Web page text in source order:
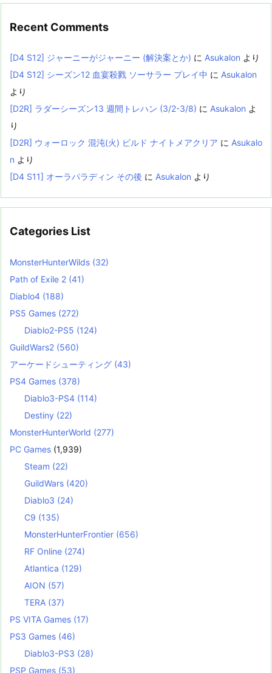
Recent Comments
[D4 S12] ジャーニーがジャーニー (解決案とか) に Asukalon より
[D4 S12] シーズン12 血宴殺戮 ソーサラー プレイ中 に Asukalon
より
[D2R] ラダーシーズン13 週間トレハン (3/2-3/8) に Asukalon よ
り
[D2R] ウォーロック 混沌(火) ビルド ナイトメアクリア に Asukalo
n より
[D4 S11] オーラパラディン その後 に Asukalon より
Categories List
MonsterHunterWilds (32)
Path of Exile 2 (41)
Diablo4 (188)
PS5 Games (272)
Diablo2-PS5 (124)
GuildWars2 (560)
アーケードシューティング (43)
PS4 Games (378)
Diablo3-PS4 (114)
Destiny (22)
MonsterHunterWorld (277)
PC Games (1,939)
Steam (22)
GuildWars (420)
Diablo3 (24)
C9 (135)
MonsterHunterFrontier (656)
RF Online (274)
Atlantica (129)
AION (57)
TERA (37)
PS VITA Games (17)
PS3 Games (46)
Diablo3-PS3 (28)
PSP Games (53)